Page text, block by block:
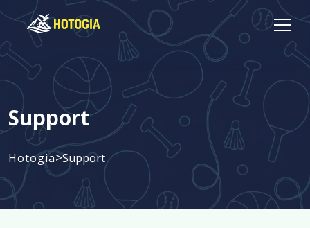
Support
Hotogia>Support